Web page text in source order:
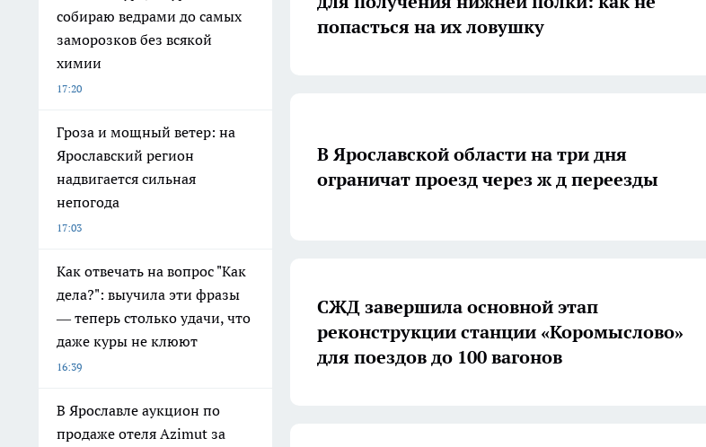
собираю ведрами до самых
заморозков без всякой
химии
17:20
Гроза и мощный ветер: на
Ярославский регион
надвигается сильная
непогода
17:03
Как отвечать на вопрос "Как
дела?": выучила эти фразы
— теперь столько удачи, что
даже куры не клюют
16:39
В Ярославле аукцион по
продаже отеля Azimut за
попасться на их ловушку
В Ярославской области на три дня
ограничат проезд через ж д переезды
СЖД завершила основной этап
реконструкции станции «Коромыслово»
для поездов до 100 вагонов